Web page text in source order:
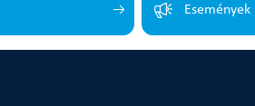
Események